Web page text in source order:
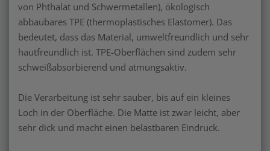
von Phthalat und Schwermetallen), ökologisch
abbaubares TPE (thermoplastisches Elastomer). Das
bedeutet, dass das Material, umweltfreundlich und sehr
hautfreundlich ist. TPE-Oberflächen sind zudem sehr
schweißabsorbierend und atmungsaktiv.
Die Verarbeitung ist sehr sauber, bis auf ein kleines
Loch in der Oberfläche. Die Matte ist zwar leicht, aber
sehr dick und macht einen belastbaren Eindruck.